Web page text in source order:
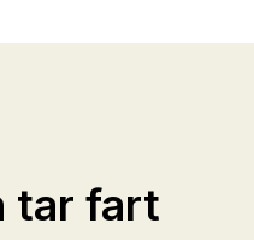
tar fart